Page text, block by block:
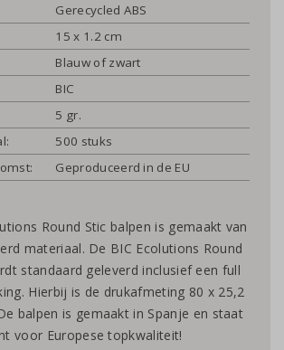
Gerecycled ABS
15 x 1.2 cm
Blauw of zwart
BIC
5 gr.
500 stuks
Geproduceerd in de EU
Round Stic balpen is gemaakt van
materiaal. De BIC Ecolutions Round
standaard geleverd inclusief een full
Hierbij is de drukafmeting 80 x 25,2
balpen is gemaakt in Spanje en staat
voor Europese topkwaliteit!